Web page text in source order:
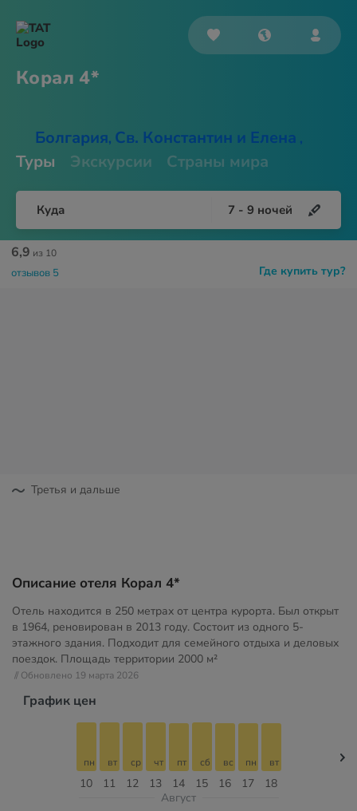
Корал 4*
Болгария, Св. Константин и Елена ,
Туры Экскурсии Страны мира
Куда 7 - 9 ночей
Где купить тур?
6,9 из 10
отзывов 5
Третья и дальше
Описание отеля Корал 4*
Отель находится в 250 метрах от центра курорта. Был открыт
в 1964, реновирован в 2013 году. Состоит из одного 5-
этажного здания. Подходит для семейного отдыха и деловых
поездок. Площадь территории 2000 м²
// Обновлено 19 марта 2026
График цен
10
пн
11
вт
12
ср
13
чт
14
пт
15
сб
16
вс
17
пн
18
вт
Август